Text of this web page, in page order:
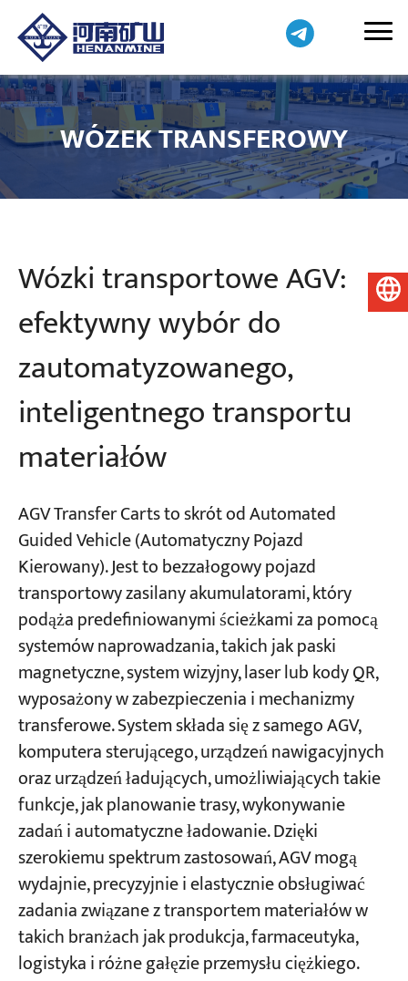
Projekty
Blogi
Aktualności
Aplikacje
O nas
Skontaktuj się z nami
WÓZEK TRANSFEROWY
Wózki transportowe AGV:
efektywny wybór do
zautomatyzowanego,
inteligentnego transportu
materiałów
AGV Transfer Carts to skrót od Automated
Guided Vehicle (Automatyczny Pojazd
Kierowany). Jest to bezzałogowy pojazd
transportowy zasilany akumulatorami, który
podąża predefiniowanymi ścieżkami za pomocą
systemów naprowadzania, takich jak paski
magnetyczne, system wizyjny, laser lub kody QR,
wyposażony w zabezpieczenia i mechanizmy
transferowe. System składa się z samego AGV,
komputera sterującego, urządzeń nawigacyjnych
oraz urządzeń ładujących, umożliwiających takie
funkcje, jak planowanie trasy, wykonywanie
zadań i automatyczne ładowanie. Dzięki
szerokiemu spektrum zastosowań, AGV mogą
wydajnie, precyzyjnie i elastycznie obsługiwać
zadania związane z transportem materiałów w
takich branżach jak produkcja, farmaceutyka,
logistyka i różne gałęzie przemysłu ciężkiego.
Polski